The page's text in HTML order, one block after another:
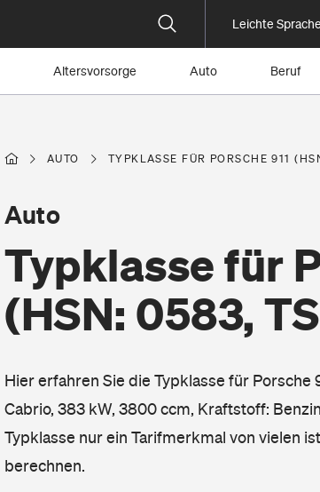
Leichte Sprache
Altersvorsorge Auto Beruf
AUTO TYPKLASSE FÜR PORSCHE 911
Typklasse für
(HSN: 0583,
Auto
Hier erfahren Sie die Typklasse für Porsche
Cabrio, 383 kW, 3800 ccm, Kraftstoff:
Typklasse nur ein Tarifmerkmal von vielen
berechnen.